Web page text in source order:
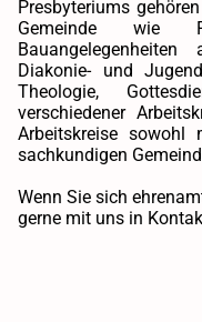
Presbyteriums
Gemeinde wie
Diakonie- und
Theologie,
verschiedener
Arbeitskreise
sachkundigen
Wenn Sie sich
gerne mit uns in